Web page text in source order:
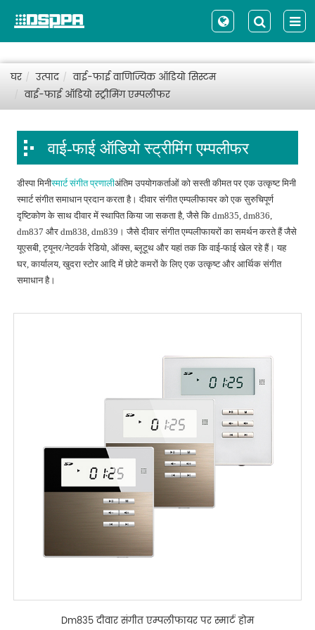
घर उत्पाद
वाई-फाई वाणिज्यिक ऑडियो सिस्टम
वाई-फाई ऑडियो स्ट्रीमिंग एम्पलीफर
वाई-फाई ऑडियो स्ट्रीमिंग एम्पलीफर
डीस्पा मिनीस्मार्ट संगीत प्रणालीअंतिम उपयोगकर्ताओं को सस्ती कीमत पर एक उत्कृष्ट मिनी
स्मार्ट संगीत समाधान प्रदान करता है। दीवार संगीत एम्पलीफायर को एक सुरुचिपूर्ण
दृष्टिकोण के साथ दीवार में स्थापित किया जा सकता है, जैसे कि dm835, dm836,
dm837 और dm838, dm839। जैसे दीवार संगीत एम्पलीफायरों का समर्थन करते हैं जैसे
यूएसबी, ट्यूनर/नेटवर्क रेडियो, ऑक्स, ब्लूटूथ और यहां तक कि वाई-फाई खेल रहे हैं। यह
घर, कार्यालय, खुदरा स्टोर आदि में छोटे कमरों के लिए एक उत्कृष्ट और आर्थिक संगीत
समाधान है।
Dm835 दीवार संगीत एम्पलीफायर पर स्मार्ट होम